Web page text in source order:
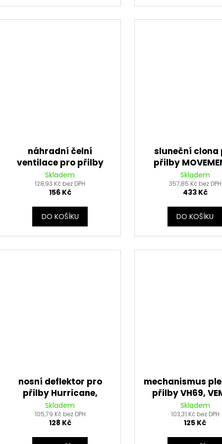
náhradní čelní
ventilace pro přilby
Sharki/Feng, VEMAR/V-
HELMETS (levý)
Skladem
128,93 Kč bez DPH
156 Kč
DO KOŠÍKU
sluneční clona
přilby
S/STORM/ST301,
(tmavé
Skladem
357,85 Kč bez DPH
433 Kč
DO KOŠÍKU
nosní deflektor pro
přilby Hurricane,
VEMAR
Skladem
105,79 Kč bez DPH
128 Kč
mechanismus
přilby VH69,
(černý)
Skladem
103,31 Kč bez DPH
125 Kč